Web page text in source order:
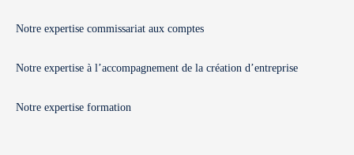
Notre expertise commissariat aux comptes
Notre expertise à l’accompagnement de la création d’entreprise
Notre expertise formation